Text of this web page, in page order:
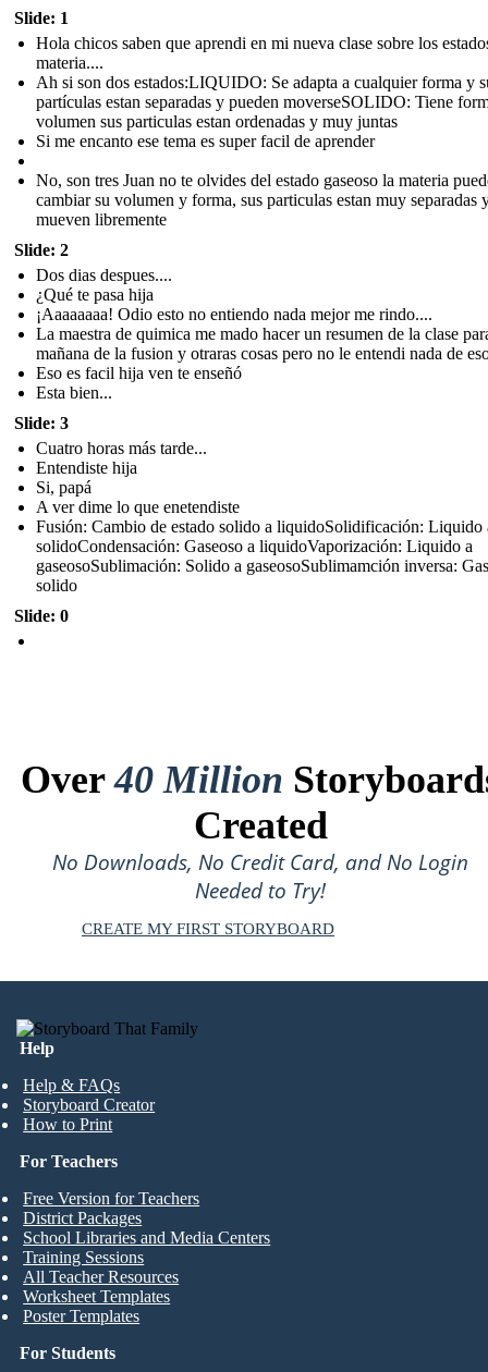
Slide: 1
Hola chicos saben que aprendi en mi nueva clase sobre los
materia....
Ah si son dos estados:LIQUIDO: Se adapta a cualquier forma y
partículas estan separadas y pueden moverseSOLIDO: Tiene
volumen sus particulas estan ordenadas y muy juntas
Si me encanto ese tema es super facil de aprender
No, son tres Juan no te olvides del estado gaseoso la materia
cambiar su volumen y forma, sus particulas estan muy separadas
mueven libremente
Slide: 2
Dos dias despues....
¿Qué te pasa hija
¡Aaaaaaaa! Odio esto no entiendo nada mejor me rindo....
La maestra de quimica me mado hacer un resumen de la clase
mañana de la fusion y otraras cosas pero no le entendi nada de
Eso es facil hija ven te enseñó
Esta bien...
Slide: 3
Cuatro horas más tarde...
Entendiste hija
Si, papá
A ver dime lo que enetendiste
Fusión: Cambio de estado solido a liquidoSolidificación: Liquido
solidoCondensación: Gaseoso a liquidoVaporización: Liquido a
gaseosoSublimación: Solido a gaseosoSublimamción inversa:
solido
Slide: 0
Over40 Million
Created
No Downloads, No Credit Card, and No Login
Needed to Try!
CREATE MY FIRST STORYBOARD
Help
Help & FAQs
Storyboard Creator
How to Print
For Students
For Teachers
Free Version for Teachers
District Packages
School Libraries and Media Centers
Training Sessions
All Teacher Resources
Worksheet Templates
Poster Templates